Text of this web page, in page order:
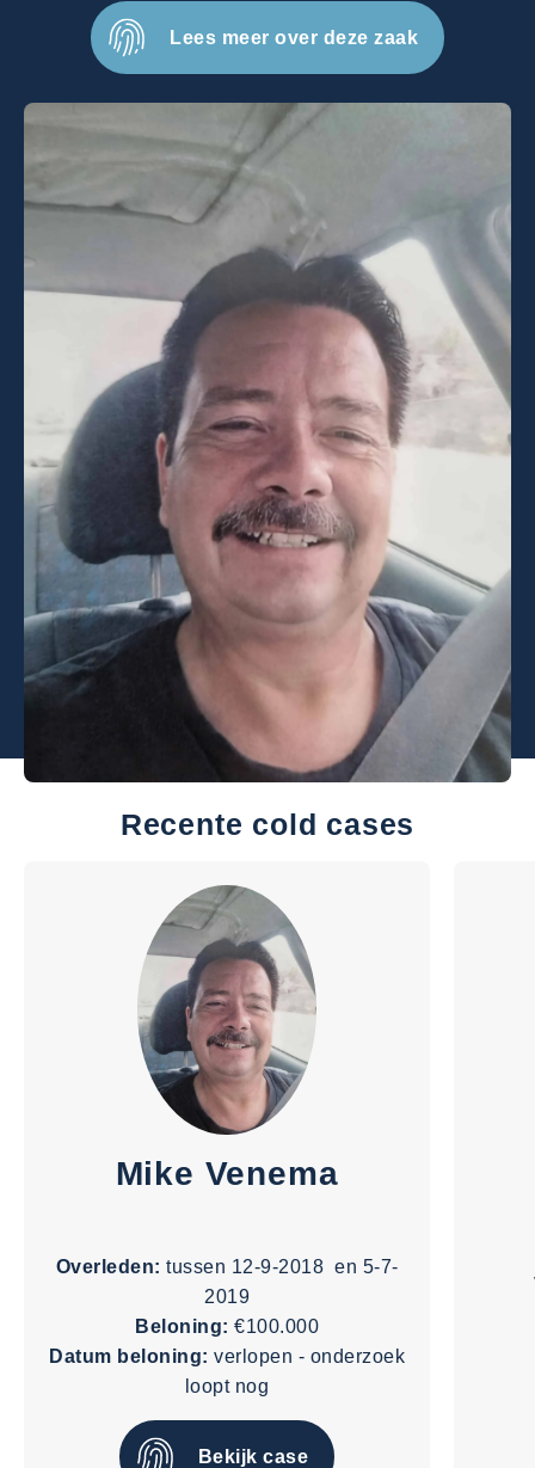
Lees meer over deze zaak
Recente cold cases
Mike Venema
Overleden: tussen 12-9-2018 en 5-7-
2019
Beloning: €100.000
Datum beloning: verlopen - onderzoek
loopt nog
Bekijk case